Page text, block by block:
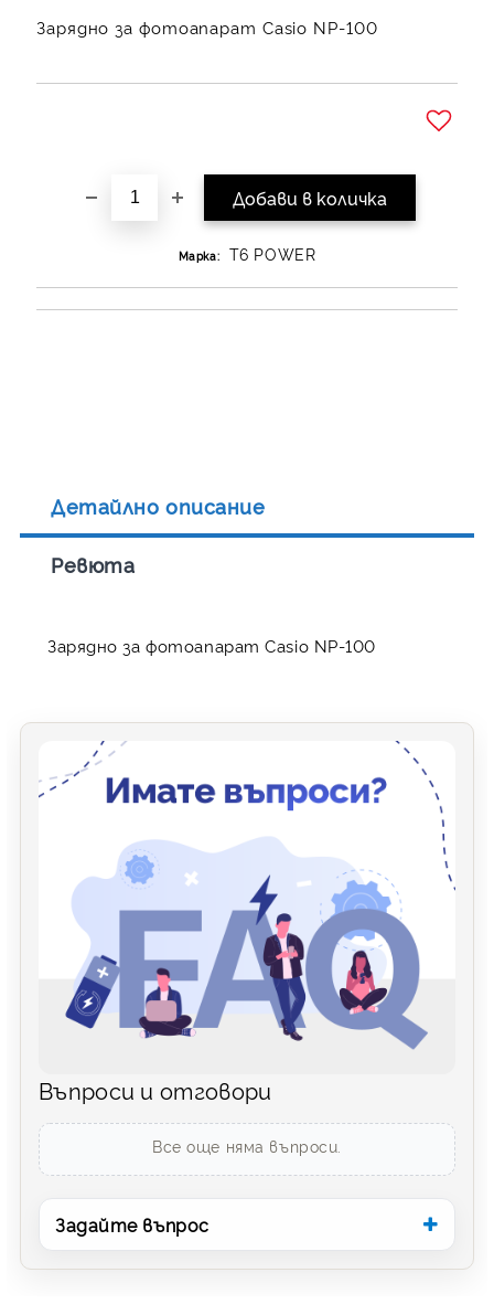
Зарядно за фотоапарат Casio NP-100
Марка: T6 POWER
Детайлно описание
Ревюта
Зарядно за фотоапарат Casio NP-100
Въпроси и отговори
Все още няма въпроси.
Задайте въпрос